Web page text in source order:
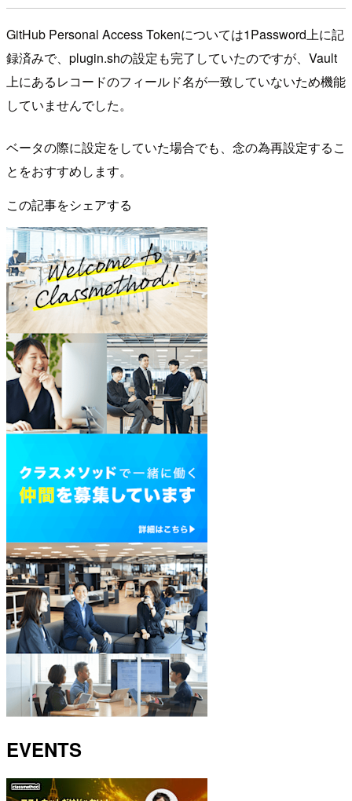
GitHub Personal Access Tokenについては1Password上に記
録済みで、plugin.shの設定も完了していたのですが、Vault
上にあるレコードのフィールド名が一致していないため機能
していませんでした。
ベータの際に設定をしていた場合でも、念の為再設定するこ
とをおすすめします。
この記事をシェアする
EVENTS